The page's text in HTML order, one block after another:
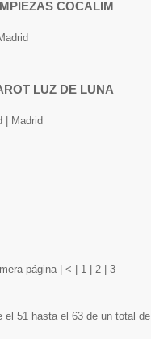
COCALIM
LUZ DE LUNA
| Madrid
página| < 1 2 3
el 51 hasta el 63 de un total